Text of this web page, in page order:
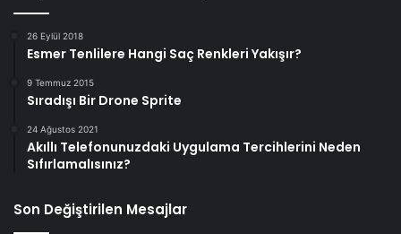
26 Eylül 2018
Esmer Tenlilere Hangi Saç Renkleri Yakışır?
9 Temmuz 2015
Sıradışı Bir Drone Sprite
24 Ağustos 2021
Akıllı Telefonunuzdaki Uygulama Tercihlerini Neden
Sıfırlamalısınız?
Son Değiştirilen Mesajlar